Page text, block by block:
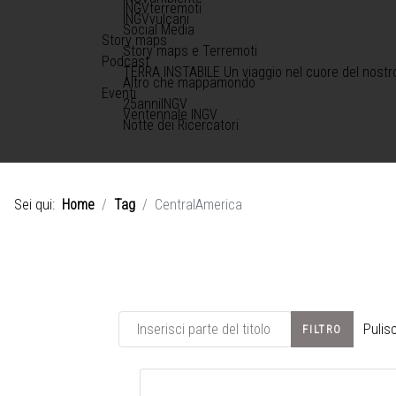
INGVterremoti
INGVvulcani
Social Media
Story maps
Story maps e Terremoti
Podcast
TERRA INSTABILE Un viaggio nel cuore del
Altro che mappamondo
Eventi
25anniINGV
Ventennale INGV
Notte dei Ricercatori
Sei qui: Home Tag CentralAmerica
Inserisci parte del titolo FILTRO